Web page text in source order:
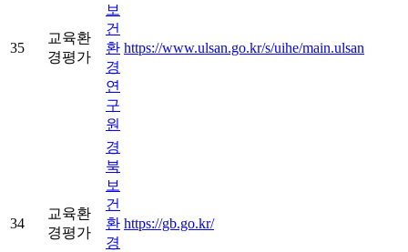
35
교육환
경평가
보
건
환
경
연
구
원
https://www.ulsan.go.kr/s/uihe/main.ulsan
34
교육환
경평가
경
북
보
건
환
경
https://gb.go.kr/